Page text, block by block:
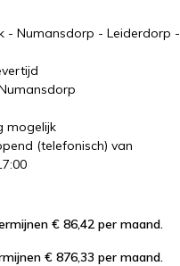
- Numansdorp - Leiderdorp -
mogelijk
(telefonisch) van
€ 86,42 per maand.
€ 876,33 per maand.